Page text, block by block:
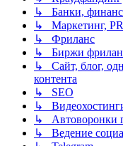
↳ Банки,
↳ Маркетинг,
↳ Фриланс
↳ Биржи
↳ Сайт, блог,
контента
↳ SEO
↳
↳ Автоворонки
↳ Ведение